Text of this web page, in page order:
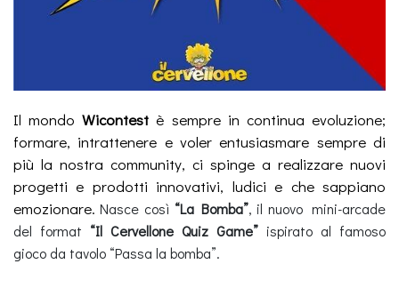
Il mondoWicontest è sempre in continua evoluzione;
formare, intrattenere e voler entusiasmare sempre di
più la nostra community, ci spinge a realizzare nuovi
progetti e prodotti innovativi, ludici e che sappiano
emozionare.Nasce così “La Bomba”, il nuovo mini-arcade
del format “Il Cervellone Quiz Game” ispirato al famoso
gioco da tavolo “Passa la bomba”.